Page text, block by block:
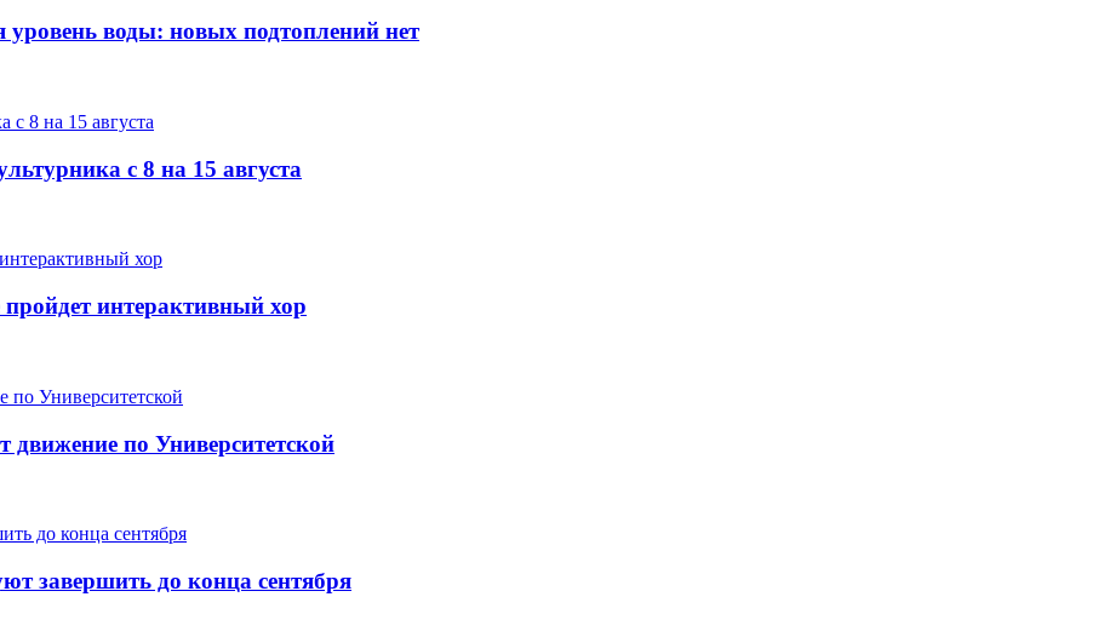
воды: новых подтоплений нет
с 8 на 15 августа
интерактивный хор
по Университетской
завершить до конца сентября